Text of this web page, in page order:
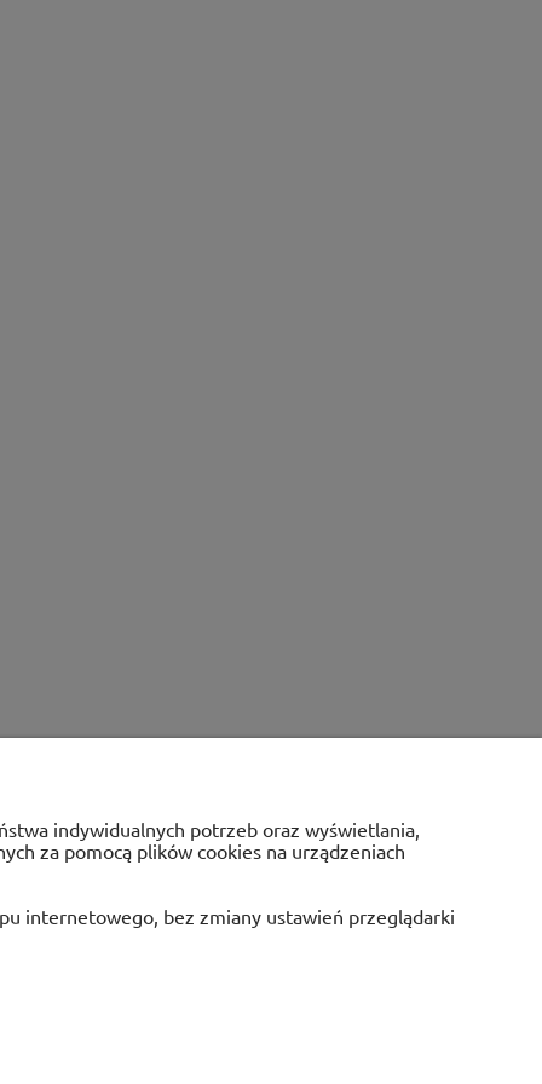
cookies
Kontakt
indywidualnych potrzeb oraz wyświetlania,
za pomocą plików cookies na urządzeniach
internetowego, bez zmiany ustawień przeglądarki